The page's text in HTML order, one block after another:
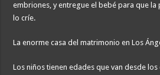
embriones, y entregue el bebé para que
lo críe.
La enorme casa del matrimonio en Los
Los niños tienen edades que van desde los